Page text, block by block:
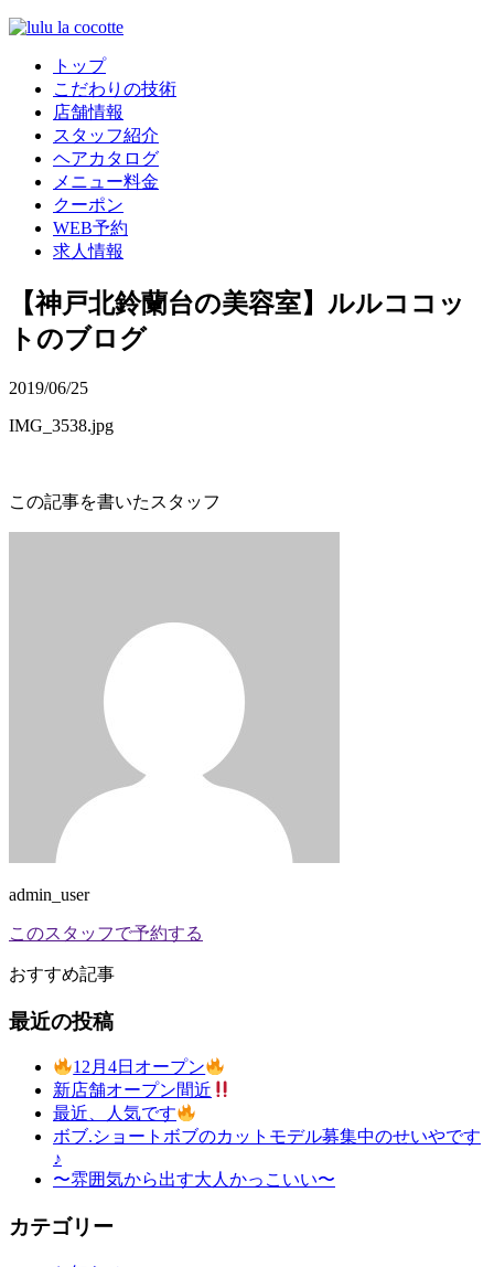
トップ
こだわりの技術
店舗情報
スタッフ紹介
ヘアカタログ
メニュー料金
クーポン
WEB予約
求人情報
【神戸北鈴蘭台の美容室】ルルココッ
トのブログ
2019/06/25
IMG_3538.jpg
この記事を書いたスタッフ
admin_user
このスタッフで予約する
おすすめ記事
最近の投稿
12月4日オープン
新店舗オープン間近
最近、人気です
ボブ.ショートボブのカットモデル募集中のせいやです
♪
〜雰囲気から出す大人かっこいい〜
カテゴリー